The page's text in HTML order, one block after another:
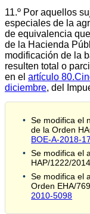
11.º Por aquellos
especiales de la
de equivalencia
de la Hacienda
modificación de la
resulten total o
en el artículo
diciembre, del
Se modifica el
de la Orden
BOE-A-2018-
Se modifica el
HAP/1222/
Se modifica el
Orden EHA/
2010-5098